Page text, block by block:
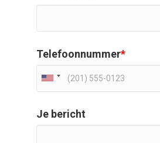
Telefoonnummer*
Je bericht